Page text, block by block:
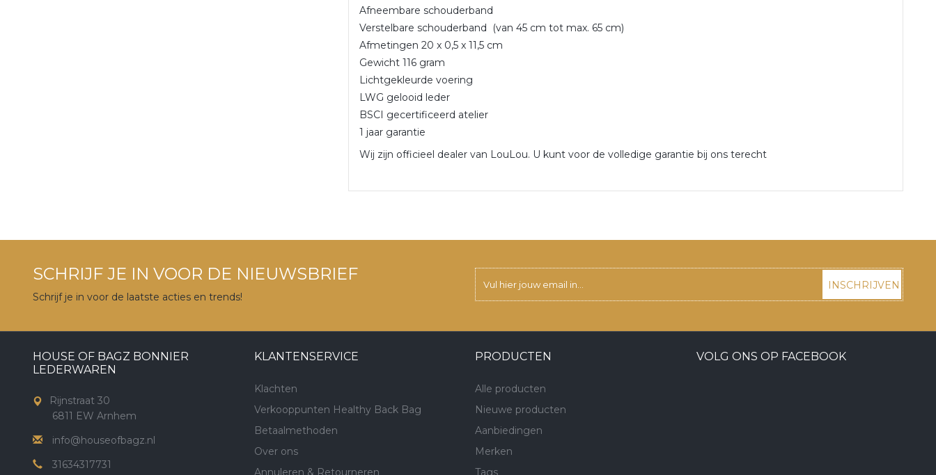
Afneembare schouderband
Verstelbare schouderband (van 45 cm tot max. 65 cm)
Afmetingen 20 x 0,5 x 11,5 cm
Gewicht 116 gram
Lichtgekleurde voering
LWG gelooid leder
BSCI gecertificeerd atelier
1 jaar garantie
Wij zijn officieel dealer van LouLou. U kunt voor de volledige garantie bij ons terecht
SCHRIJF JE IN VOOR DE NIEUWSBRIEF
Schrijf je in voor de laatste acties en trends!
INSCHRIJVEN
HOUSE OF BAGZ BONNIER
LEDERWAREN
Rijnstraat 30
6811 EW Arnhem
info@houseofbagz.nl
31634317731
KLANTENSERVICE
Klachten
Verkooppunten Healthy Back Bag
Betaalmethoden
Over ons
Annuleren & Retourneren
PRODUCTEN
Alle producten
Nieuwe producten
Aanbiedingen
Merken
Tags
VOLG ONS OP FACEBOOK